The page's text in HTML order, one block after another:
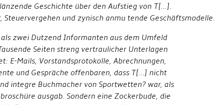
Geschichte über den Aufstieg von T[…].
und zynisch anmu tende Geschäftsmodelle.
als zwei Dutzend Informanten aus dem Umfeld
Seiten streng vertraulicher Unterlagen
E-Mails, Vorstandsprotokolle, Abrechnungen,
und Gespräche offenbaren, dass T[…] nicht
integre Buchmacher von Sportwetten? war, als
ausgab. Sondern eine Zockerbude, die